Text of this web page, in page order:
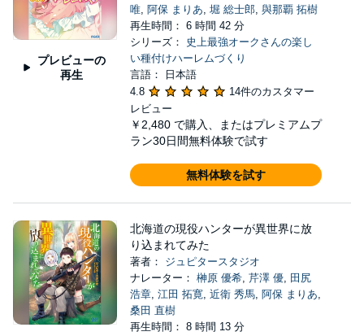
プレビューの
再生
唯, 阿保 まりあ, 堀 総士郎, 與那覇 拓樹
再生時間： 6 時間 42 分
シリーズ： 史上最強オークさんの楽し
い種付けハーレムづくり
言語： 日本語
4.8
14件のカスタマー
レビュー
￥2,480 で購入、またはプレミアムプ
ラン30日間無料体験で試す
無料体験を試す
北海道の現役ハンターが異世界に放
り込まれてみた
著者： ジュピタースタジオ
ナレーター： 榊原 優希, 芹澤 優, 田尻
浩章, 江田 拓寛, 近衛 秀馬, 阿保 まりあ,
桑田 直樹
再生時間： 8 時間 13 分